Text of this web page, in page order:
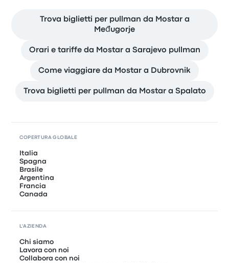
Trova biglietti per pullman da Mostar a
Međugorje
Orari e tariffe da Mostar a Sarajevo pullman
Come viaggiare da Mostar a Dubrovnik
Trova biglietti per pullman da Mostar a Spalato
COPERTURA GLOBALE
Italia
Spagna
Brasile
Argentina
Francia
Canada
L'AZIENDA
Chi siamo
Lavora con noi
Collabora con noi